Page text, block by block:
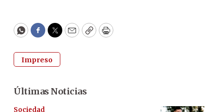
WhatsApp
Facebook
Twitter
EmailCopyPrint
Impreso
Últimas Noticias
Sociedad